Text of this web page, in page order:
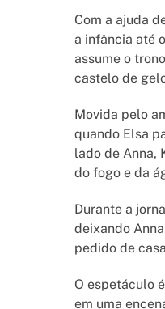
Com a ajuda
a infância até
assume o
castelo de
Movida pelo
quando Elsa
lado de Anna,
do fogo e da
Durante a
deixando
pedido de
O espetáculo
em uma